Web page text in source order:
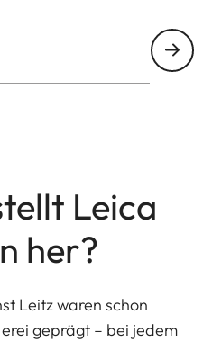
Leica
her?
Leitz waren schon
geprägt – bei jedem